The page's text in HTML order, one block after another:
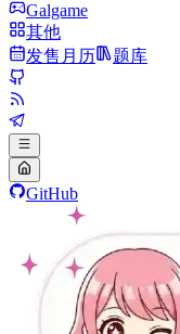
Galgame
其他
发售月历
题库
GitHub